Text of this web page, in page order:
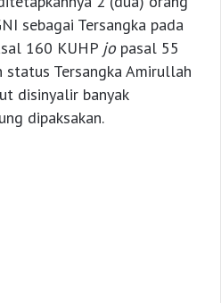
sebagai Tersangka pada
160 KUHP jopasal 55
status Tersangka Amirullah
disinyalir banyak
dipaksakan.